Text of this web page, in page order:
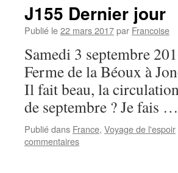
J155 Dernier jour
Publié le22 mars 2017par Francoise
Samedi 3 septembre
Ferme de la Béoux à
Il fait beau, la
de septembre ? Je fais …
Publié dans France, Voyage de l'espoir
commentaires